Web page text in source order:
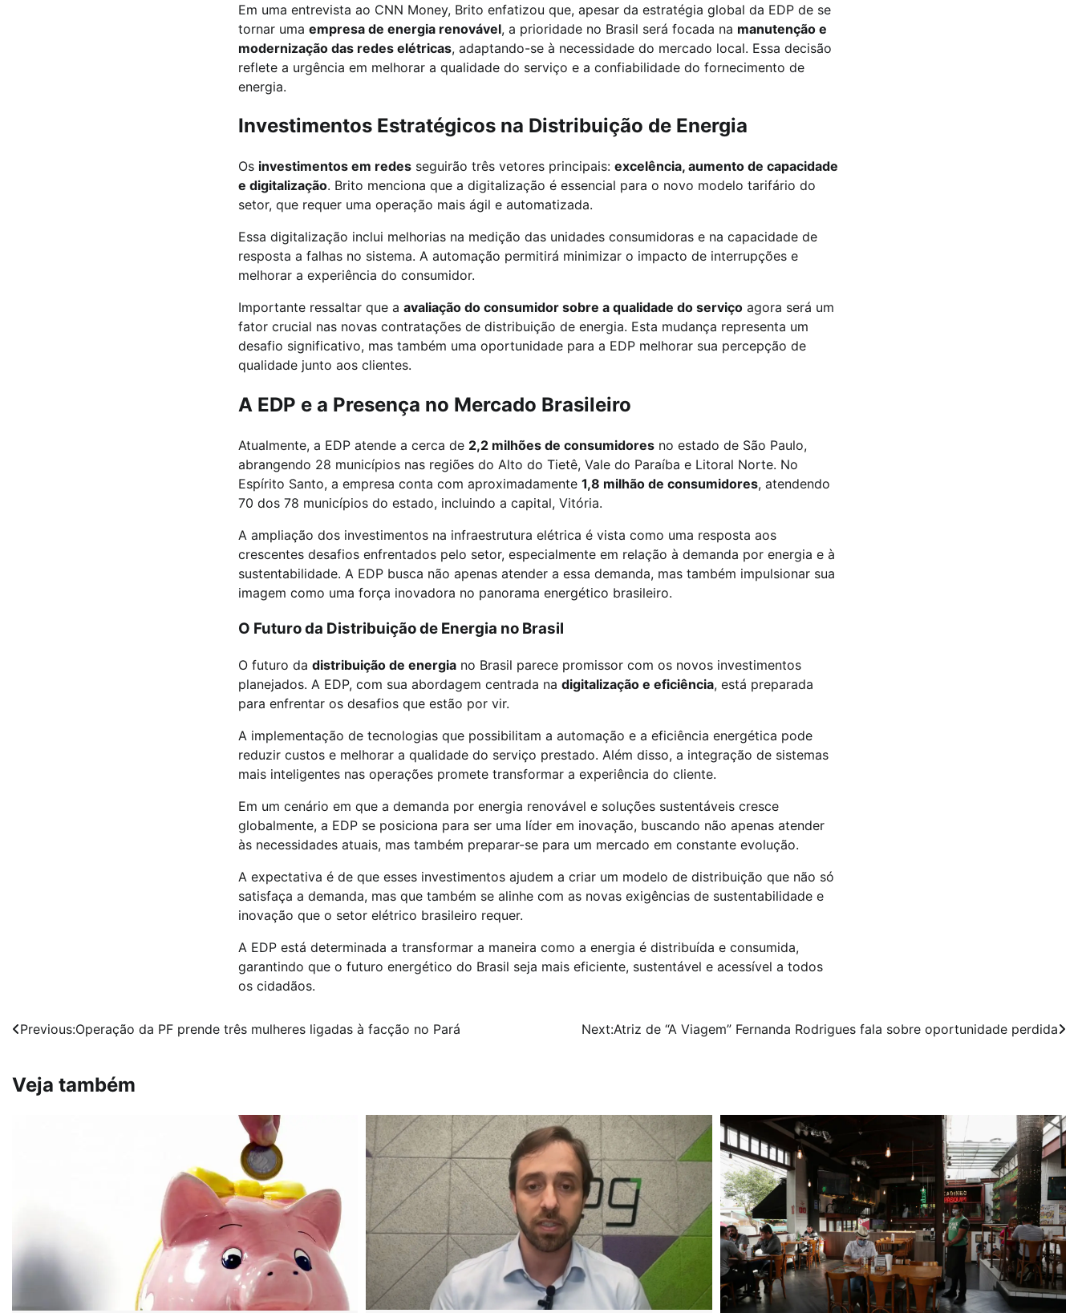
Em uma entrevista ao CNN Money, Brito enfatizou que, apesar da estratégia global da EDP de se
tornar uma empresa de energia renovável, a prioridade no Brasil será focada na manutenção e
modernização das redes elétricas, adaptando-se à necessidade do mercado local. Essa decisão
reflete a urgência em melhorar a qualidade do serviço e a confiabilidade do fornecimento de
energia.
Investimentos Estratégicos na Distribuição de Energia
Os investimentos em redes seguirão três vetores principais: excelência, aumento de capacidade
e digitalização. Brito menciona que a digitalização é essencial para o novo modelo tarifário do
setor, que requer uma operação mais ágil e automatizada.
Essa digitalização inclui melhorias na medição das unidades consumidoras e na capacidade de
resposta a falhas no sistema. A automação permitirá minimizar o impacto de interrupções e
melhorar a experiência do consumidor.
Importante ressaltar que a avaliação do consumidor sobre a qualidade do serviço agora será um
fator crucial nas novas contratações de distribuição de energia. Esta mudança representa um
desafio significativo, mas também uma oportunidade para a EDP melhorar sua percepção de
qualidade junto aos clientes.
A EDP e a Presença no Mercado Brasileiro
Atualmente, a EDP atende a cerca de 2,2 milhões de consumidores no estado de São Paulo,
abrangendo 28 municípios nas regiões do Alto do Tietê, Vale do Paraíba e Litoral Norte. No
Espírito Santo, a empresa conta com aproximadamente 1,8 milhão de consumidores, atendendo
70 dos 78 municípios do estado, incluindo a capital, Vitória.
A ampliação dos investimentos na infraestrutura elétrica é vista como uma resposta aos
crescentes desafios enfrentados pelo setor, especialmente em relação à demanda por energia e à
sustentabilidade. A EDP busca não apenas atender a essa demanda, mas também impulsionar sua
imagem como uma força inovadora no panorama energético brasileiro.
O Futuro da Distribuição de Energia no Brasil
O futuro da distribuição de energia no Brasil parece promissor com os novos investimentos
planejados. A EDP, com sua abordagem centrada na digitalização e eficiência, está preparada
para enfrentar os desafios que estão por vir.
A implementação de tecnologias que possibilitam a automação e a eficiência energética pode
reduzir custos e melhorar a qualidade do serviço prestado. Além disso, a integração de sistemas
mais inteligentes nas operações promete transformar a experiência do cliente.
Em um cenário em que a demanda por energia renovável e soluções sustentáveis cresce
globalmente, a EDP se posiciona para ser uma líder em inovação, buscando não apenas atender
às necessidades atuais, mas também preparar-se para um mercado em constante evolução.
A expectativa é de que esses investimentos ajudem a criar um modelo de distribuição que não só
satisfaça a demanda, mas que também se alinhe com as novas exigências de sustentabilidade e
inovação que o setor elétrico brasileiro requer.
A EDP está determinada a transformar a maneira como a energia é distribuída e consumida,
garantindo que o futuro energético do Brasil seja mais eficiente, sustentável e acessível a todos
os cidadãos.
Navegação
Post
Previous:Operação da PF prende três mulheres ligadas à facção no Pará Next:Atriz de “A Viagem” Fernanda Rodrigues fala sobre oportunidade perdida
Veja também